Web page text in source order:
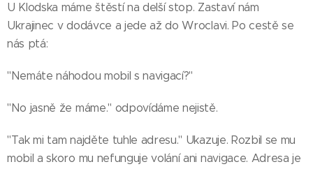
U Klodska máme štěstí na delší stop. Zastaví nám
Ukrajinec v dodávce a jede až do Wroclavi. Po cestě se
nás ptá:
"Nemáte náhodou mobil s navigací?"
"No jasně že máme." odpovídáme nejistě.
"Tak mi tam najděte tuhle adresu." Ukazuje. Rozbil se mu
mobil a skoro mu nefunguje volání ani navigace. Adresa je